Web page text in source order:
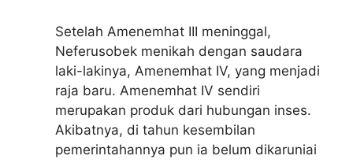
Setelah Amenemhat III meninggal,
Neferusobek menikah dengan saudara
laki-lakinya, Amenemhat IV, yang menjadi
raja baru. Amenemhat IV sendiri
merupakan produk dari hubungan inses.
Akibatnya, di tahun kesembilan
pemerintahannya pun ia belum dikaruniai